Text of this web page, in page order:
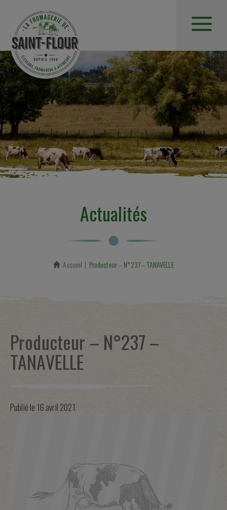
Actualités
Accueil En cours :
Producteur – N°237 – TANAVELLE
Producteur – N°237 –
TANAVELLE
Publié le 16 avril 2021